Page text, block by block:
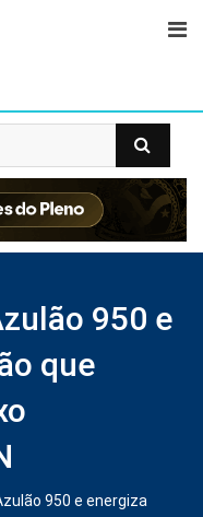
950 e
que
950 e energiza